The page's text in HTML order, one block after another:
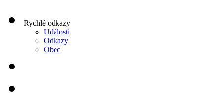
Rychlé odkazy
Události
Odkazy
Obec